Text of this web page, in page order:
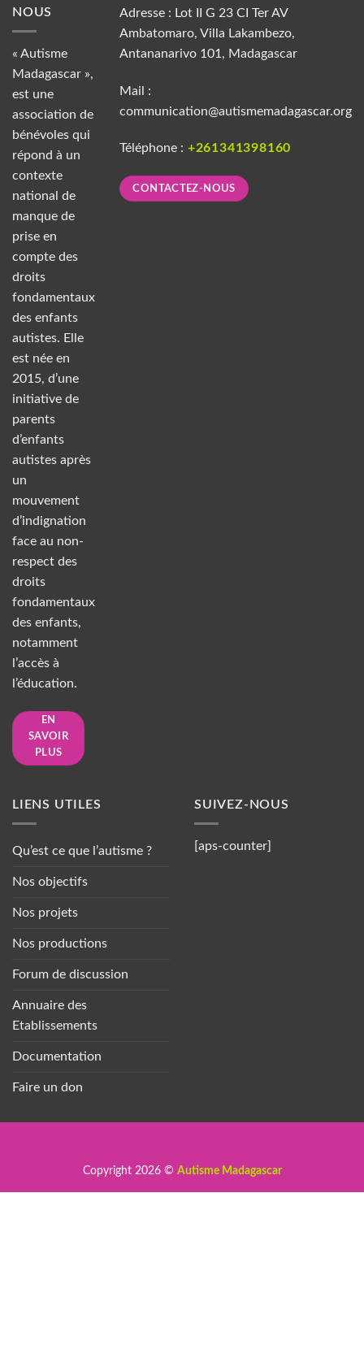
NOUS
« Autisme
Madagascar »,
est une
association de
bénévoles qui
répond à un
contexte
national de
manque de
prise en
compte des
droits
fondamentaux
des enfants
autistes. Elle
est née en
2015, d’une
initiative de
parents
d’enfants
autistes après
un
mouvement
d’indignation
face au non-
respect des
droits
fondamentaux
des enfants,
notamment
l’accès à
l’éducation.
EN
SAVOIR
PLUS
Adresse : Lot II G 23 CI Ter AV
Ambatomaro, Villa Lakambezo,
Antananarivo 101, Madagascar
Mail :
communication@autismemadagascar.org
Téléphone : +261341398160
CONTACTEZ-NOUS
LIENS UTILES
Qu’est ce que l’autisme ?
Nos objectifs
Nos projets
Nos productions
Forum de discussion
Annuaire des
Etablissements
Documentation
Faire un don
SUIVEZ-NOUS
[aps-counter]
Copyright 2026 © Autisme Madagascar